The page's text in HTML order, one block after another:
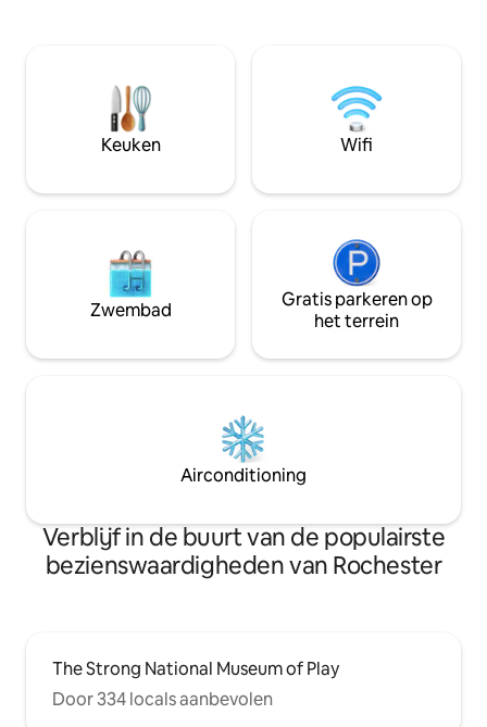
Loop naar bezienswaardigheden in het
centrum zoals Blue Cross Arena (0,5 mijl
- 10 minuten lopen), Dinosaur BBQ (0,5
mijl - 10 minuten lopen) en Frontier Field
Ontario Beach
Charlotte
Keuken Wifi
Zwembad
Gratis parkeren op
het terrein
Airconditioning
Verblijf in de buurt van de populairste
bezienswaardigheden van Rochester
The Strong National Museum of Play
Door 334 locals aanbevolen